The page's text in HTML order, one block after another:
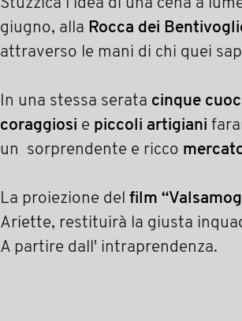
giugno, alla Rocca dei
attraverso le mani di chi quei
In una stessa serata cinque
coraggiosi e piccoli artigiani
un sorprendente e ricco
La proiezione delfilm
Ariette, restituirà la giusta
A partire dall' intraprendenza.